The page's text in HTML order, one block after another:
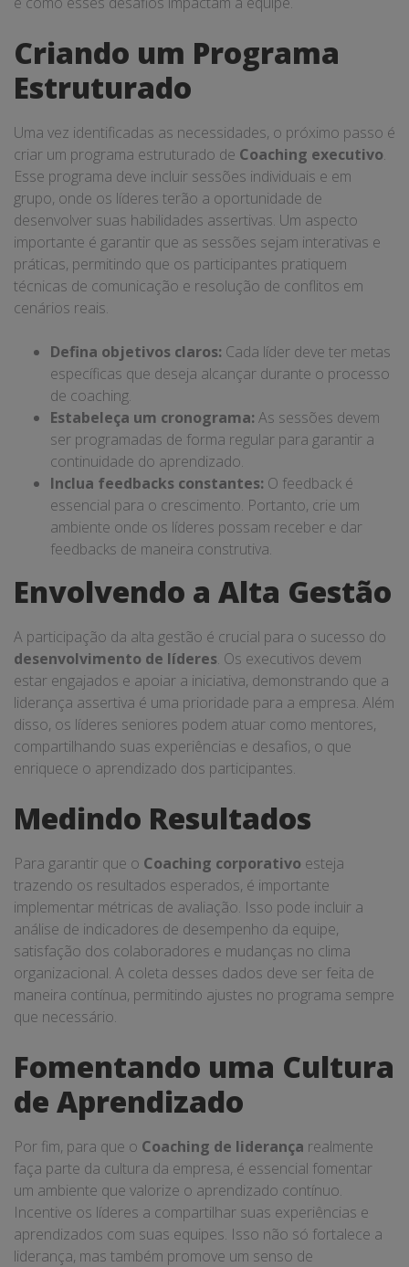
Criando um Programa
Estruturado
Uma vez identificadas as necessidades, o próximo passo é
criar um programa estruturado de Coaching executivo.
Esse programa deve incluir sessões individuais e em
grupo, onde os líderes terão a oportunidade de
desenvolver suas habilidades assertivas. Um aspecto
importante é garantir que as sessões sejam interativas e
práticas, permitindo que os participantes pratiquem
técnicas de comunicação e resolução de conflitos em
cenários reais.
Defina objetivos claros: Cada líder deve ter metas
específicas que deseja alcançar durante o processo
de coaching.
Estabeleça um cronograma: As sessões devem
ser programadas de forma regular para garantir a
continuidade do aprendizado.
Inclua feedbacks constantes: O feedback é
essencial para o crescimento. Portanto, crie um
ambiente onde os líderes possam receber e dar
feedbacks de maneira construtiva.
Envolvendo a Alta Gestão
A participação da alta gestão é crucial para o sucesso do
desenvolvimento de líderes. Os executivos devem
estar engajados e apoiar a iniciativa, demonstrando que a
liderança assertiva é uma prioridade para a empresa. Além
disso, os líderes seniores podem atuar como mentores,
compartilhando suas experiências e desafios, o que
enriquece o aprendizado dos participantes.
Medindo Resultados
Para garantir que o Coaching corporativo esteja
trazendo os resultados esperados, é importante
implementar métricas de avaliação. Isso pode incluir a
análise de indicadores de desempenho da equipe,
satisfação dos colaboradores e mudanças no clima
organizacional. A coleta desses dados deve ser feita de
maneira contínua, permitindo ajustes no programa sempre
que necessário.
Fomentando uma Cultura
de Aprendizado
Por fim, para que o Coaching de liderança realmente
faça parte da cultura da empresa, é essencial fomentar
um ambiente que valorize o aprendizado contínuo.
Incentive os líderes a compartilhar suas experiências e
aprendizados com suas equipes. Isso não só fortalece a
liderança, mas também promove um senso de